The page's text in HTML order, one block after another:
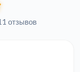
отзывов